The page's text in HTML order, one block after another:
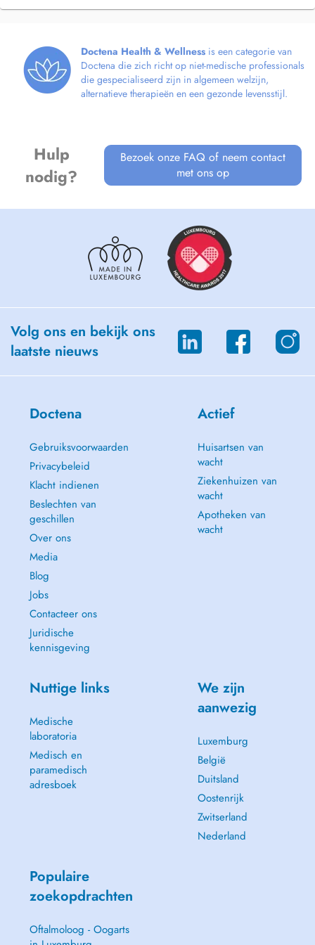
Doctena Health & Wellness is een categorie van
Doctena die zich richt op niet-medische professionals
die gespecialiseerd zijn in algemeen welzijn,
alternatieve therapieën en een gezonde levensstijl.
Hulp
nodig?
Bezoek onze FAQ of neem contact
met ons op
Volg ons en bekijk ons
laatste nieuws
Doctena
Gebruiksvoorwaarden
Privacybeleid
Klacht indienen
Beslechten van
geschillen
Over ons
Media
Blog
Jobs
Contacteer ons
Juridische
kennisgeving
Actief
Huisartsen van
wacht
Ziekenhuizen van
wacht
Apotheken van
wacht
Nuttige links
Medische
laboratoria
Medisch en
paramedisch
adresboek
We zijn
aanwezig
Luxemburg
België
Duitsland
Oostenrijk
Zwitserland
Nederland
Populaire
zoekopdrachten
Oftalmoloog - Oogarts